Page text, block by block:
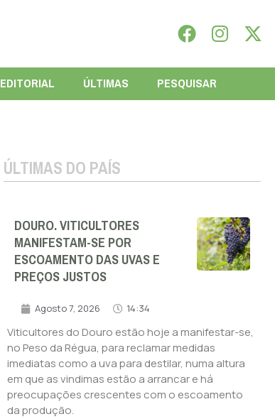
EDITORIAL ÚLTIMAS PESQUISAR
ÚLTIMAS DO PAÍS
DOURO. VITICULTORES
MANIFESTAM-SE POR
ESCOAMENTO DAS UVAS E
PREÇOS JUSTOS
Agosto 7, 2026 14:34
Viticultores do Douro estão hoje a manifestar-se,
no Peso da Régua, para reclamar medidas
imediatas como a uva para destilar, numa altura
em que as vindimas estão a arrancar e há
preocupações crescentes com o escoamento
da produção.